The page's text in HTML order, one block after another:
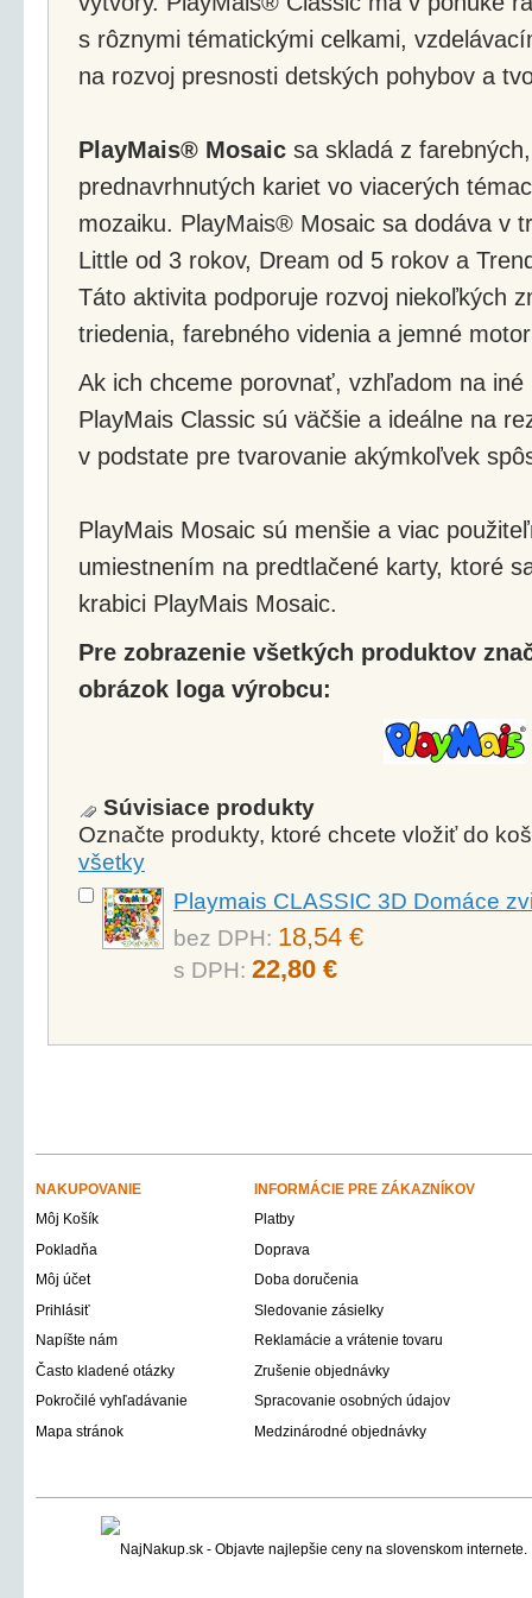
s rôznymi tématickými celkami,
na rozvoj presnosti detských pohybov a
PlayMais® Mosaic sa skladá z
prednavrhnutých kariet vo viacerých
mozaiku. PlayMais® Mosaic sa dodáva v
Little od 3 rokov, Dream od 5 rokov a
Táto aktivita podporuje rozvoj niekoľkých
triedenia, farebného videnia a jemné
Ak ich chceme porovnať, vzhľadom na
PlayMais Classic sú väčšie a ideálne na
v podstate pre tvarovanie akýmkoľvek
PlayMais Mosaic sú menšie a viac
umiestnením na predtlačené karty, ktoré
krabici PlayMais Mosaic.
Pre zobrazenie všetkých produktov
obrázok loga výrobcu:
Súvisiace produkty
Označte produkty, ktoré chcete vložiť do
všetky
Playmais CLASSIC 3D Domáce
bez DPH: 18,54 €
s DPH: 22,80 €
NAKUPOVANIE
INFORMÁCIE PRE ZÁKAZNÍKOV
Môj Košík
Platby
Pokladňa
Doprava
Môj účet
Doba doručenia
Prihlásiť
Sledovanie zásielky
Napíšte nám
Reklamácie a vrátenie tovaru
Často kladené otázky
Zrušenie objednávky
Pokročilé vyhľadávanie
Spracovanie osobných údajov
Mapa stránok
Medzinárodné objednávky